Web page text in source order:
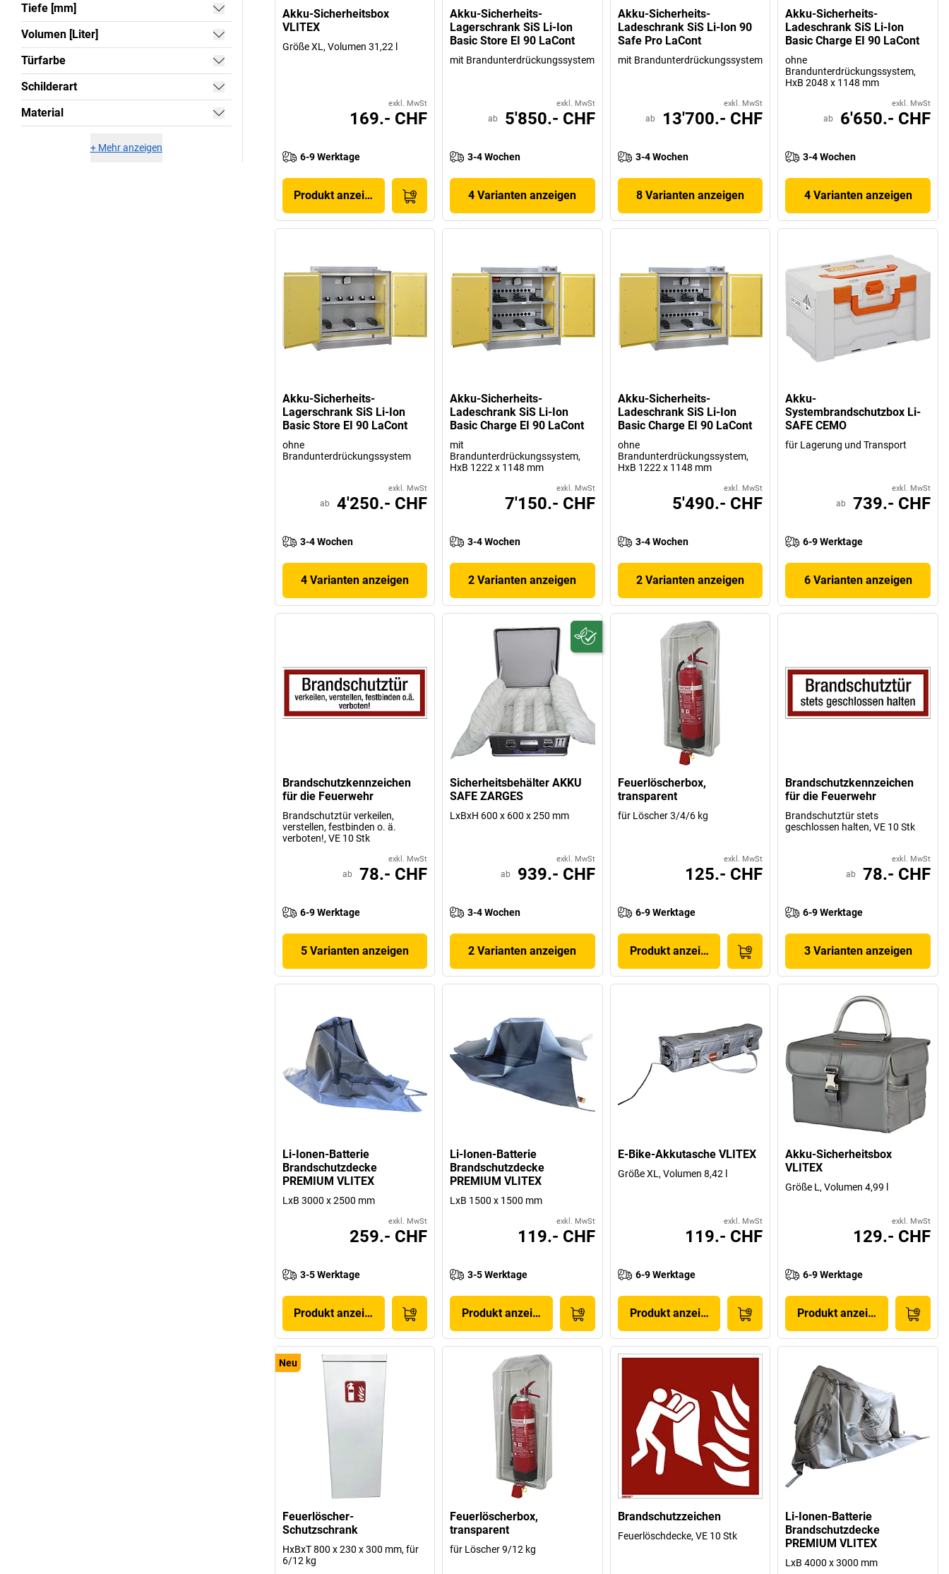
Tiefe [mm]
Volumen [Liter]
Türfarbe
Schilderart
Material
+ Mehr anzeigen
Akku-Sicherheitsbox
VLITEX
Größe XL, Volumen 31,22 l
exkl. MwSt
169.- CHF
6-9 Werktage
Produkt anzeigen
Akku-Sicherheits-
Lagerschrank SiS Li-Ion
Basic Store EI 90 LaCont
mit Brandunterdrückungssystem
exkl. MwSt
ab 5'850.- CHF
3-4 Wochen
4 Varianten anzeigen
Akku-Sicherheits-
Ladeschrank SiS Li-Ion 90
Safe Pro LaCont
mit Brandunterdrückungssystem
exkl. MwSt
ab 13'700.- CHF
3-4 Wochen
8 Varianten anzeigen
Akku-Sicherheits-
Ladeschrank SiS Li-Ion
Basic Charge EI 90 LaCont
ohne
Brandunterdrückungssystem,
HxB 2048 x 1148 mm
exkl. MwSt
ab 6'650.- CHF
3-4 Wochen
4 Varianten anzeigen
Akku-Sicherheits-
Lagerschrank SiS Li-Ion
Basic Store EI 90 LaCont
ohne
Brandunterdrückungssystem
exkl. MwSt
ab 4'250.- CHF
3-4 Wochen
4 Varianten anzeigen
Akku-Sicherheits-
Ladeschrank SiS Li-Ion
Basic Charge EI 90 LaCont
mit
Brandunterdrückungssystem,
HxB 1222 x 1148 mm
exkl. MwSt
7'150.- CHF
3-4 Wochen
2 Varianten anzeigen
Akku-Sicherheits-
Ladeschrank SiS Li-Ion
Basic Charge EI 90 LaCont
ohne
Brandunterdrückungssystem,
HxB 1222 x 1148 mm
exkl. MwSt
5'490.- CHF
3-4 Wochen
2 Varianten anzeigen
Akku-
Systembrandschutzbox Li-
SAFE CEMO
für Lagerung und Transport
exkl. MwSt
ab 739.- CHF
6-9 Werktage
6 Varianten anzeigen
Brandschutzkennzeichen
für die Feuerwehr
Brandschutztür verkeilen,
verstellen, festbinden o. ä.
verboten!, VE 10 Stk
exkl. MwSt
ab 78.- CHF
6-9 Werktage
5 Varianten anzeigen
Sicherheitsbehälter AKKU
SAFE ZARGES
LxBxH 600 x 600 x 250 mm
exkl. MwSt
ab 939.- CHF
3-4 Wochen
2 Varianten anzeigen
Feuerlöscherbox,
transparent
für Löscher 3/4/6 kg
exkl. MwSt
125.- CHF
6-9 Werktage
Produkt anzeigen
Brandschutzkennzeichen
für die Feuerwehr
Brandschutztür stets
geschlossen halten, VE 10 Stk
exkl. MwSt
ab 78.- CHF
6-9 Werktage
3 Varianten anzeigen
Li-Ionen-Batterie
Brandschutzdecke
PREMIUM VLITEX
LxB 3000 x 2500 mm
exkl. MwSt
259.- CHF
3-5 Werktage
Produkt anzeigen
Li-Ionen-Batterie
Brandschutzdecke
PREMIUM VLITEX
LxB 1500 x 1500 mm
exkl. MwSt
119.- CHF
3-5 Werktage
Produkt anzeigen
E-Bike-Akkutasche VLITEX
Größe XL, Volumen 8,42 l
exkl. MwSt
119.- CHF
6-9 Werktage
Produkt anzeigen
Akku-Sicherheitsbox
VLITEX
Größe L, Volumen 4,99 l
exkl. MwSt
129.- CHF
6-9 Werktage
Produkt anzeigen
Neu
Feuerlöscher-
Schutzschrank
HxBxT 800 x 230 x 300 mm, für
6/12 kg
Feuerlöscherbox,
transparent
für Löscher 9/12 kg
Brandschutzzeichen
Feuerlöschdecke, VE 10 Stk
Li-Ionen-Batterie
Brandschutzdecke
PREMIUM VLITEX
LxB 4000 x 3000 mm